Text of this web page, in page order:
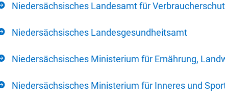
Niedersächsisches Landesamt für
Niedersächsisches Landesgesundheitsamt
Niedersächsisches Ministerium für Ernährung,
Niedersächsisches Ministerium für Inneres und